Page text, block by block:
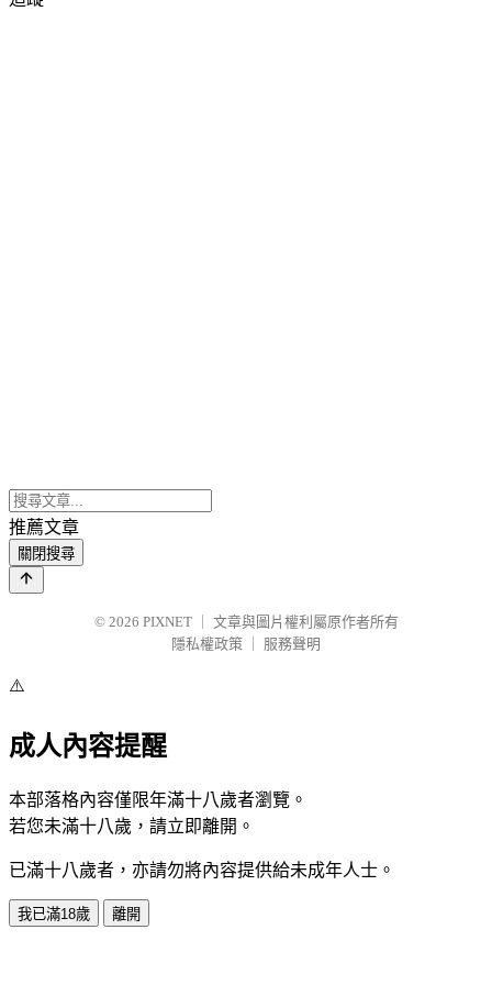
推薦文章
關閉搜尋
© 2026 PIXNET
文章與圖片權利屬原作者所有
隱私權政策
服務聲明
⚠️
成人內容提醒
本部落格內容僅限年滿十八歲者瀏覽。
若您未滿十八歲，請立即離開。
已滿十八歲者，亦請勿將內容提供給未成年人士。
我已滿18歲 離開